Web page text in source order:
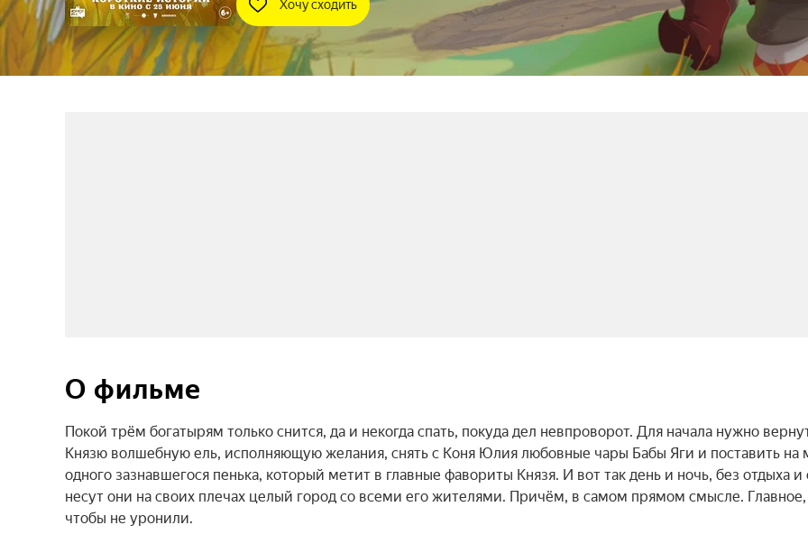
Хочу сходить
О фильме
Покой трём богатырям только снится, да и некогда спать, покуда дел невпроворот. Для начала нужно
Князю волшебную ель, исполняющую желания, снять с Коня Юлия любовные чары Бабы Яги и поставить на
одного зазнавшегося пенька, который метит в главные фавориты Князя. И вот так день и ночь, без отдыха и
несут они на своих плечах целый город со всеми его жителями. Причём, в самом прямом смысле. Главное,
чтобы не уронили.